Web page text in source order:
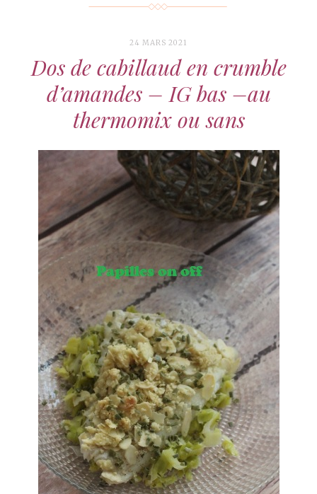
24 MARS 2021
Dos de cabillaud en crumble
d’amandes – IG bas –au
thermomix ou sans